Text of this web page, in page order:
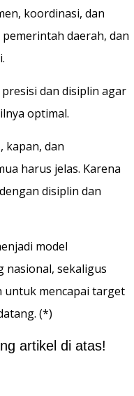
koordinasi, dan
daerah, dan
dan disiplin agar
optimal.
kapan, dan
harus jelas. Karena
disiplin dan
model
sekaligus
mencapai target
(*)
artikel di atas!